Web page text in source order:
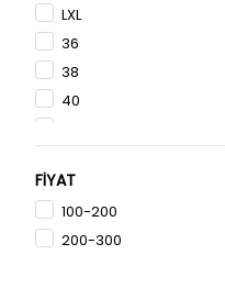
LXL
36
38
40
L
2XL
ML
FİYAT
100-200
200-300